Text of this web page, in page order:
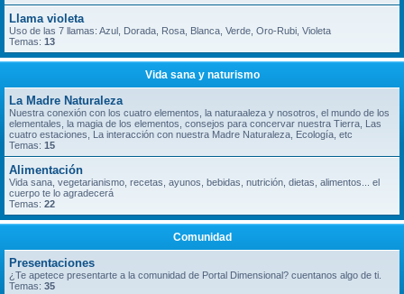
Llama violeta
Uso de las 7 llamas: Azul, Dorada, Rosa, Blanca, Verde, Oro-Rubi, Violeta
Temas: 13
Vida sana y naturismo
La Madre Naturaleza
Nuestra conexión con los cuatro elementos, la naturaaleza y nosotros, el mundo de los
elementales, la magia de los elementos, consejos para concervar nuestra Tierra, Las
cuatro estaciones, La interacción con nuestra Madre Naturaleza, Ecología, etc
Temas: 15
Alimentación
Vida sana, vegetarianismo, recetas, ayunos, bebidas, nutrición, dietas, alimentos... el
cuerpo te lo agradecerá
Temas: 22
Comunidad
Presentaciones
¿Te apetece presentarte a la comunidad de Portal Dimensional? cuentanos algo de ti.
Temas: 35